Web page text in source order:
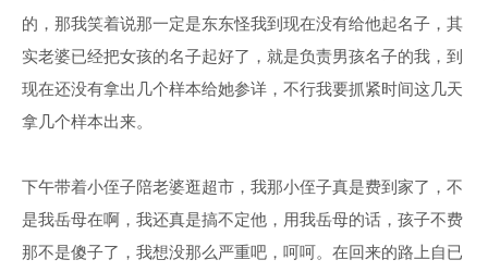
的，那我笑着说那一定是东东怪我到现在没有给他起名子，其
实老婆已经把女孩的名子起好了，就是负责男孩名子的我，到
现在还没有拿出几个样本给她参详，不行我要抓紧时间这几天
拿几个样本出来。
下午带着小侄子陪老婆逛超市，我那小侄子真是费到家了，不
是我岳母在啊，我还真是搞不定他，用我岳母的话，孩子不费
那不是傻子了，我想没那么严重吧，呵呵。在回来的路上自已